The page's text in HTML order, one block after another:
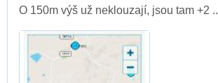
O 150m výš už neklouzají, jsou tam +2 ..